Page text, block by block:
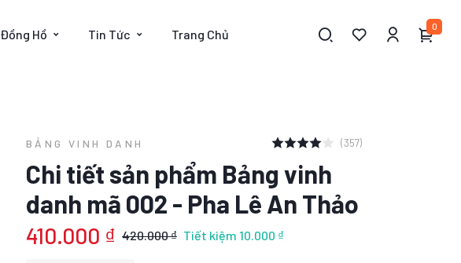
Đồng Hồ Tin Tức Trang Chủ
0
BẢNG VINH DANH (357)
Chi tiết sản phẩm Bảng vinh
danh mã 002 - Pha Lê An Thảo
410.000 ₫ 420.000 ₫ Tiết kiệm 10.000 ₫